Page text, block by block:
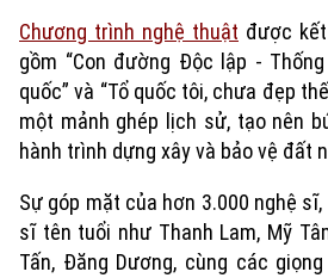
Chương trình nghệ thuật được
gồm “Con đường Độc lập - Thống
quốc” và “Tổ quốc tôi, chưa đẹp
một mảnh ghép lịch sử, tạo nên
hành trình dựng xây và bảo vệ đất
Sự góp mặt của hơn 3.000 nghệ
sĩ tên tuổi như Thanh Lam, Mỹ
Tấn, Đăng Dương, cùng các